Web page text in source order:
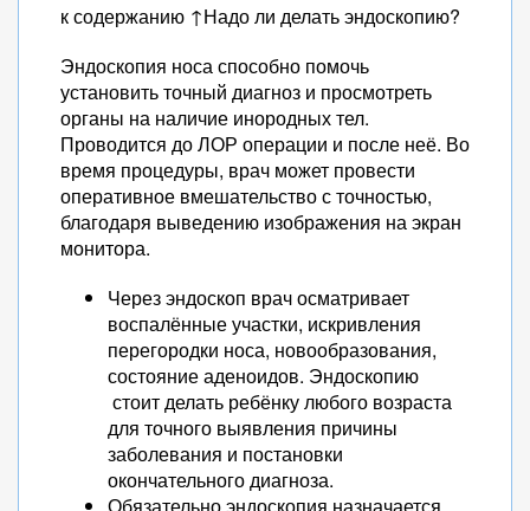
к содержанию ↑Надо ли делать эндоскопию?
Эндоскопия носа способно помочь
установить точный диагноз и просмотреть
органы на наличие инородных тел.
Проводится до ЛОР операции и после неё. Во
время процедуры, врач может провести
оперативное вмешательство с точностью,
благодаря выведению изображения на экран
монитора.
Через эндоскоп врач осматривает
воспалённые участки, искривления
перегородки носа, новообразования,
состояние аденоидов. Эндоскопию
стоит делать ребёнку любого возраста
для точного выявления причины
заболевания и постановки
окончательного диагноза.